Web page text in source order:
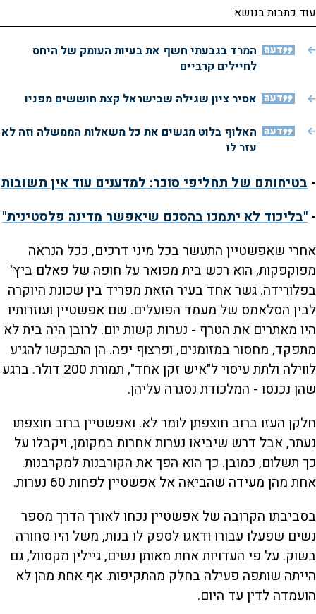
עוד כתבות בנושא
דעה המרד בגבעתי חשף את בעיות העומק של היחס
לחיילים קרביים
דעה אסיר ציון שגילה שבישראל קצת חוששים מפניו
דעה האלוף בלוט מגשים את כל משאלות הממשלה וזה לא
עזר לו
- בטיחותם של תחליפי סוכר: למדענים עוד אין תשובות
- "בליכוד לא יתמכו בהסכם שיאפשר מדינה פלסטינית"
אחרי שאפשטיין התעשר בכל מיני דרכים, ככל הנראה
מפוקפקות, הוא רכש בית מפואר על חופה של פאלם ביץ'
בפלורידה. גשר אחד בעיר הזאת מפריד בין שכונת היוקרה
לבין הסלאמס של מעמד הפועלים. שם אפשטיין ועוזרותיו
היו מאתרים את הטרף - נערות קשות יום. לרובן היה בית לא
מתפקד, מחסור במזומנים, ופרצוף יפה. הן התבקשו להגיע
לווילה ולתת עיסוי ל"איש זקן אחד", תמורת 200 דולר. ברגע
שהן נכנסו - המלכודת נסגרה עליהן.
חלקן העזו ברוב חוצפתן לומר לא. ואפשטיין ברוב חוצפתו
נעתר, אבל דרש שיביאו נערות אחרות במקומן, ויקבלו על
כך תשלום, כמובן. כך הוא הפך את הקורבנות למקרבנות.
אחת מהן מעידה שהביאה אל אפשטיין לפחות 60 נערות.
בסביבתו הקרובה של אפשטיין נכחו לאורך הדרך מספר
נשים שפעלו עבורו ודאגו לספק לו בנות, משל היו סחורה
בשוק. על פי העדויות אחת מאותן נשים, גיילין מקסוול, גם
הייתה שותפה פעילה בחלק מהתקיפות. אף אחת מהן לא
הועמדה לדין עד היום.